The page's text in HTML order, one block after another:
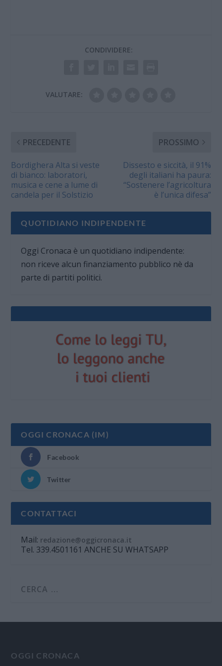
CONDIVIDERE:
VALUTARE:
PRECEDENTE
Bordighera Alta si veste
di bianco: laboratori,
musica e cene a lume di
candela per il Solstizio
PROSSIMO
Dissesto e siccità, il 91%
degli italiani ha paura:
“Sostenere l’agricoltura
è l’unica difesa”
QUOTIDIANO INDIPENDENTE
Oggi Cronaca è un quotidiano indipendente:
non riceve alcun finanziamento pubblico nè da
parte di partiti politici.
OGGI CRONACA (IM)
Facebook
Twitter
CONTATTACI
Mail: redazione@oggicronaca.it
Tel. 339.4501161 ANCHE SU WHATSAPP
OGGI CRONACA